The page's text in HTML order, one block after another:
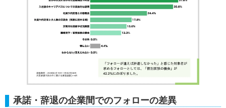
承諾・辞退の企業間でのフォローの差異